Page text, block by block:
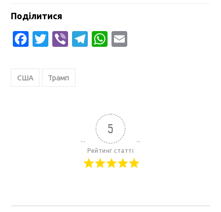
Поділитися
Facebook
Twitter
ViberTelegram
WhatsApp
США Трамп
5
Рейтинг статті